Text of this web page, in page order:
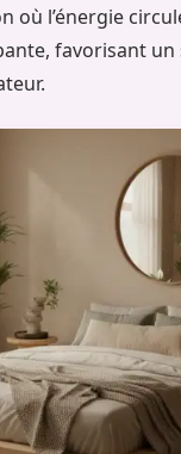
où l’énergie
favorisant un